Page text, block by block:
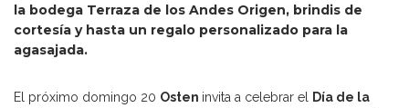
la bodega Terraza de los Andes Origen, brindis de
cortesía y hasta un regalo personalizado para la
agasajada.
El próximo domingo 20 Osten invita a celebrar el
Día de la